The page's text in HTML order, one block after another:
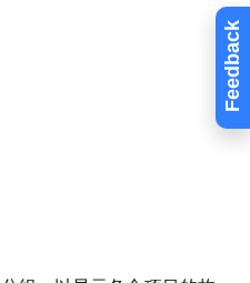
Feedback